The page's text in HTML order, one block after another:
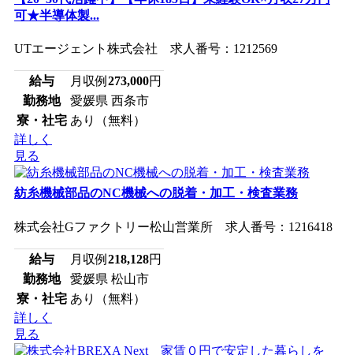
可★半導体製...
UTエージェント株式会社 求人番号：1212569
給与 月収例 273,000円
勤務地
愛媛県 西条市
寮・社宅 あり（無料）
詳しく
見る
紡糸機械部品のNC機械への脱着・加工・検査業務
株式会社Gファクトリー松山営業所 求人番号：1216418
給与 月収例 218,128円
勤務地
愛媛県 松山市
寮・社宅 あり（無料）
詳しく
見る